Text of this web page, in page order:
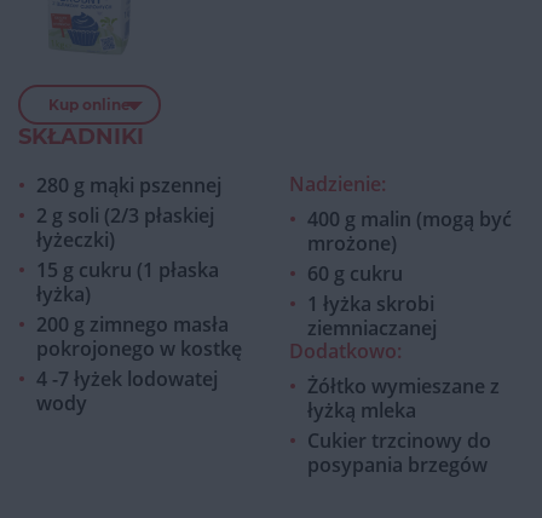
Kup online
SKŁADNIKI
280 g mąki pszennej
2 g soli (2/3 płaskiej
łyżeczki)
15 g cukru (1 płaska
łyżka)
200 g zimnego masła
pokrojonego w kostkę
4 -7 łyżek lodowatej
wody
Nadzienie:
400 g malin (mogą być
mrożone)
60 g cukru
1 łyżka skrobi
ziemniaczanej
Dodatkowo:
Żółtko wymieszane z
łyżką mleka
Cukier trzcinowy do
posypania brzegów